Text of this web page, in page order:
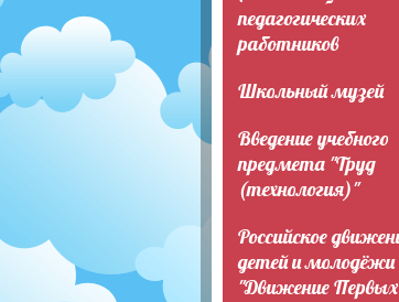
педагогических
работников
Школьный музей
Введение учебного
предмета "Труд
(технология)"
Российское
детей и молодёжи
"Движение